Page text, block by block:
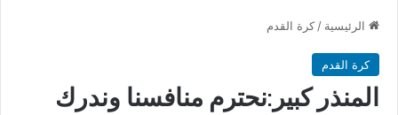
الرئيسية / كرة القدم
كرة القدم
المنذر كبير:نحترم منافسنا وندرك